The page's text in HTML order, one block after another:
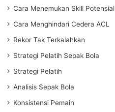
Cara Menemukan Skill Potensial
Cara Menghindari Cedera ACL
Rekor Tak Terkalahkan
Strategi Pelatih Sepak Bola
Strategi Pelatih
Analisis Sepak Bola
Konsistensi Pemain